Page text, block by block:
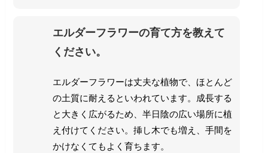
エルダーフラワーの育て方を教えて
ください。
エルダーフラワーは丈夫な植物で、ほとんど
の土質に耐えるといわれています。 成長する
と大きく広がるため、半日陰の広い場所に植
え付けてください。 挿し木でも増え、手間を
かけなくてもよく育ちます。